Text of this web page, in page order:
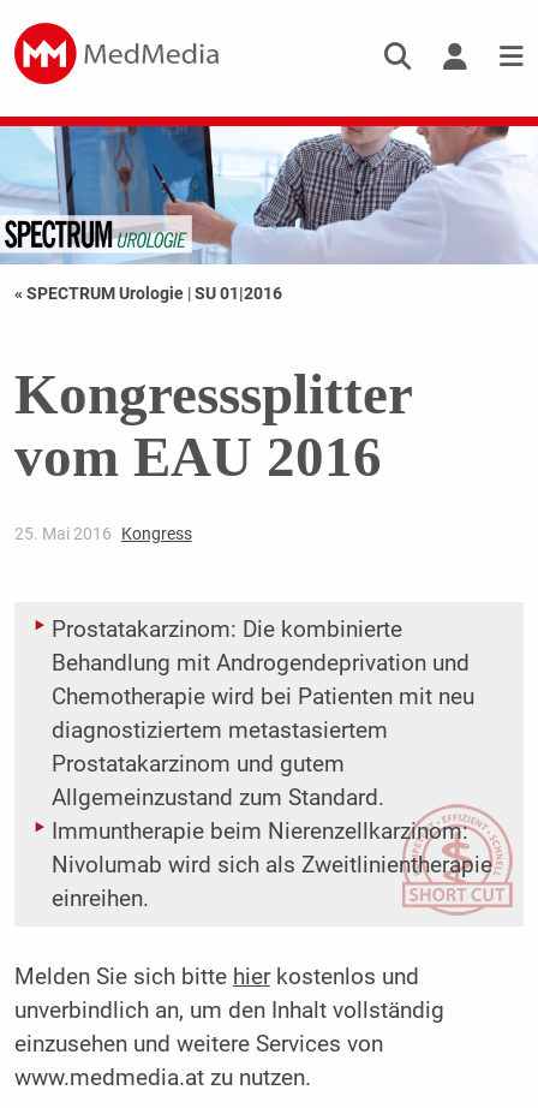
« SPECTRUM Urologie |SU 01|2016
Kongresssplitter
vom EAU 2016
25. Mai 2016 Kongress
Prostatakarzinom: Die kombinierte
Behandlung mit Androgendeprivation und
Chemotherapie wird bei Patienten mit neu
diagnostiziertem metastasiertem
Prostatakarzinom und gutem
Allgemeinzustand zum Standard.
Immuntherapie beim Nierenzellkarzinom:
Nivolumab wird sich als Zweitlinientherapie
einreihen.
Melden Sie sich bitte hierkostenlos und
unverbindlich an, um den Inhalt vollständig
einzusehen und weitere Services von
www.medmedia.at zu nutzen.